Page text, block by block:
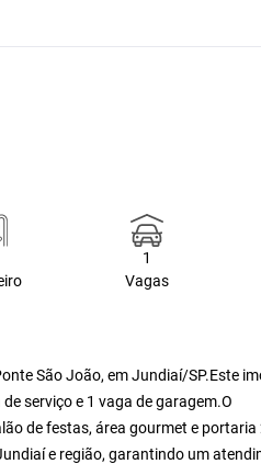
1
Vagas
São João, em Jundiaí/SP.Este
serviço e 1 vaga de garagem.O
de festas, área gourmet e portaria
e região, garantindo um